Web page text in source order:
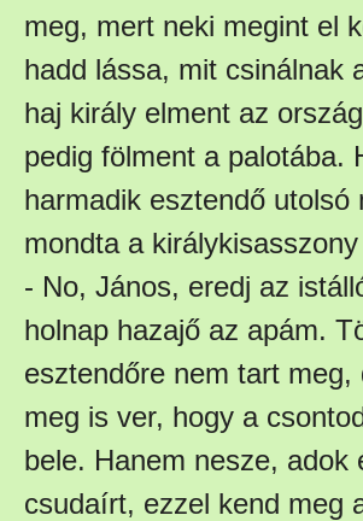
meg, mert neki megint el
hadd lássa, mit csinálnak
haj király elment az
pedig fölment a palotába.
harmadik esztendő utolsó
mondta a
- No, János, eredj az
holnap hazajő az apám.
esztendőre nem tart meg,
meg is ver, hogy a
bele. Hanem nesze, adok
csudaírt, ezzel kend meg